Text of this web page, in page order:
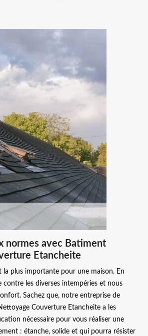
normes avec Batiment
Etancheite
la plus importante pour une maison. En
contre les diverses intempéries et nous
Sachez que, notre entreprise de
Couverture Etancheite a les
nécessaire pour vous réaliser une
: étanche, solide et qui pourra résister